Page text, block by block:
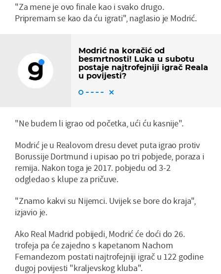
"Za mene je ovo finale kao i svako drugo.
Pripremam se kao da ću igrati", naglasio je Modrić.
Modrić na koračić od
besmrtnosti! Luka u subotu
postaje najtrofejniji igrač Reala
u povijesti?
"Ne budem li igrao od početka, ući ću kasnije".
Modrić je u Realovom dresu devet puta igrao protiv
Borussije Dortmund i upisao po tri pobjede, poraza i
remija. Nakon toga je 2017. pobjedu od 3-2
odgledao s klupe za pričuve.
"Znamo kakvi su Nijemci. Uvijek se bore do kraja",
izjavio je.
Ako Real Madrid pobijedi, Modrić će doći do 26.
trofeja pa će zajedno s kapetanom Nachom
Fernandezom postati najtrofejniji igrač u 122 godine
dugoj povijesti "kraljevskog kluba".